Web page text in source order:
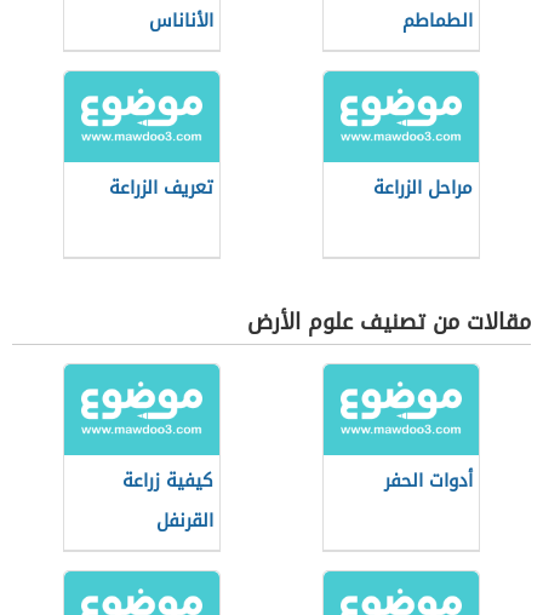
الطماطم
الأناناس
مراحل الزراعة تعريف الزراعة
مقالات من تصنيف علوم الأرض
أدوات الحفر
كيفية زراعة
القرنفل